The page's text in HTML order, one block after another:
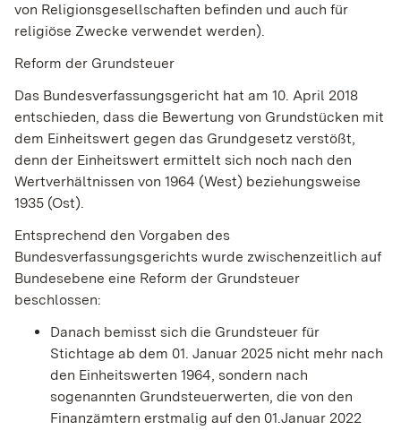
von Religionsgesellschaften befinden und auch für
religiöse Zwecke verwendet werden).
Reform der Grundsteuer
Das Bundesverfassungsgericht hat am 10. April 2018
entschieden, dass die Bewertung von Grundstücken mit
dem Einheitswert gegen das Grundgesetz verstößt,
denn der Einheitswert ermittelt sich noch nach den
Wertverhältnissen von 1964 (West) beziehungsweise
1935 (Ost).
Entsprechend den Vorgaben des
Bundesverfassungsgerichts wurde zwischenzeitlich auf
Bundesebene eine Reform der Grundsteuer
beschlossen:
Danach bemisst sich die Grundsteuer für
Stichtage ab dem 01. Januar 2025 nicht mehr nach
den Einheitswerten 1964, sondern nach
sogenannten Grundsteuerwerten, die von den
Finanzämtern erstmalig auf den 01.Januar 2022